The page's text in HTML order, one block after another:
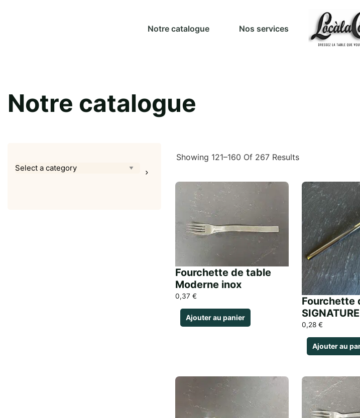
Notre catalogue Nos services
Notre catalogue
Select
Showing 121–160 Of 267 Results
Fourchette de table
Moderne inox
0,37 €
Ajouter au panier
Fourchette
0,28 €
Ajouter au